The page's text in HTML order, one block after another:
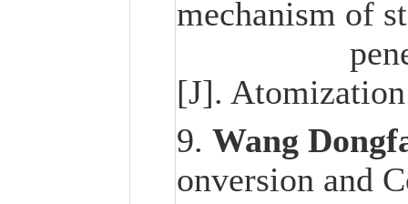
mechanism of
penetration
[J].
9. Wang
onversion and